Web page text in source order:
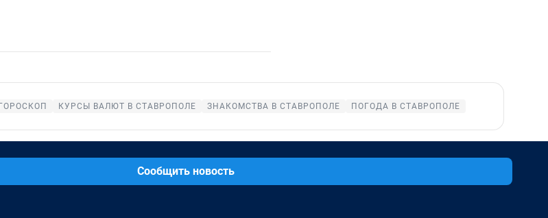
ГОРОСКОП КУРСЫ ВАЛЮТ В СТАВРОПОЛЕ ЗНАКОМСТВА В СТАВРОПОЛЕ ПОГОДА В СТАВРОПОЛЕ
Сообщить новость